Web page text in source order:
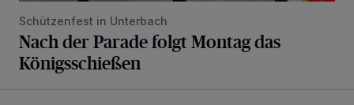
Schützenfest in Unterbach
Nach der Parade folgt Montag das
Königsschießen